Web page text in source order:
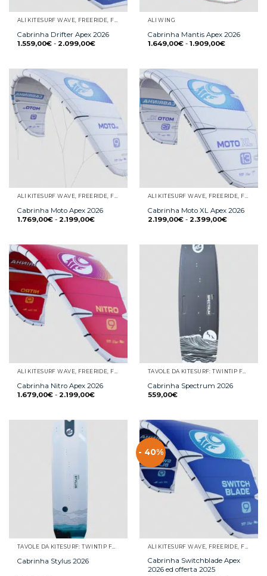
ALI KITESURF WAVE, FREERIDE, FREESTYLE E RACE
Cabrinha Drifter Apex 2026
1.559,00€ - 2.099,00€
ALI WING
Cabrinha Mantis Apex 2026
1.649,00€ - 1.909,00€
Cabrinha Moto Apex 2026
1.769,00€ - 2.199,00€
Cabrinha Moto XL Apex 2026
2.199,00€ - 2.399,00€
Cabrinha Nitro Apex 2026
1.679,00€ - 2.199,00€
Cabrinha Spectrum 2026
559,00€
TAVOLE DA KITESURF: TWINTIP FREESTYLE E FREERIDE, WAVE, SURFINO E STRAPLESS
Cabrinha Stylus 2026
- 40%
ALI KITESURF WAVE, FREERIDE, FREESTYLE E RACE
Cabrinha Switchblade Apex
2026 ed offerta 2025